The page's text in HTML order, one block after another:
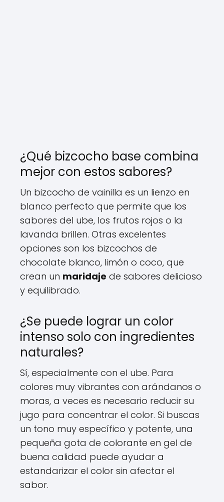
¿Qué bizcocho base combina
mejor con estos sabores?
Un bizcocho de vainilla es un lienzo en
blanco perfecto que permite que los
sabores del ube, los frutos rojos o la
lavanda brillen. Otras excelentes
opciones son los bizcochos de
chocolate blanco, limón o coco, que
crean un maridaje de sabores delicioso
y equilibrado.
¿Se puede lograr un color
intenso solo con ingredientes
naturales?
Sí, especialmente con el ube. Para
colores muy vibrantes con arándanos o
moras, a veces es necesario reducir su
jugo para concentrar el color. Si buscas
un tono muy específico y potente, una
pequeña gota de colorante en gel de
buena calidad puede ayudar a
estandarizar el color sin afectar el
sabor.